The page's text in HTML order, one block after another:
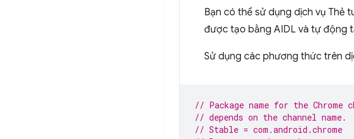
Bạn có thể sử dụng dịch vụ Thẻ
được tạo bằng AIDL và tự động
Sử dụng các phương thức trên
// Package name for the
// depends on the channel name.
// Stable = com.android.chrome